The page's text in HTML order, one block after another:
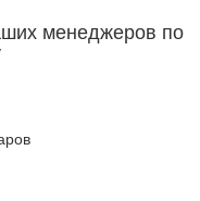
менеджеров по